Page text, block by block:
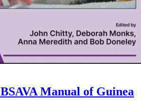
BSAVA Manual of Guinea